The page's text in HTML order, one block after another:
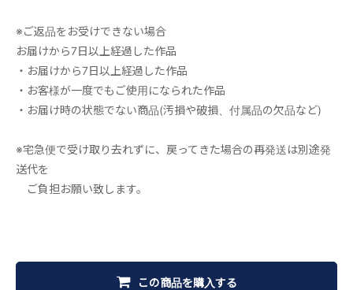
※ご返品をお受けできない場合
お届けから7日以上経過した作品
・お届けから7日以上経過した作品
・お客様が一度でもご使用になられた作品
・お届け時の状態でない商品(汚損や破損、付属品の欠品など)
※宅急便で受け取り去れずに、戻ってきた場合の再発送は別途発
送代を
ご負担お願い致します。
この商品を購入する